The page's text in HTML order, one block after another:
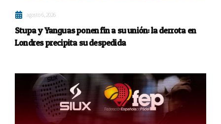
agosto 6, 2026
Stupa y Yanguas ponen fin a su unión: la derrota en
Londres precipita su despedida